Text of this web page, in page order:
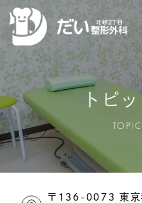
トピ
〒136-0073 東京